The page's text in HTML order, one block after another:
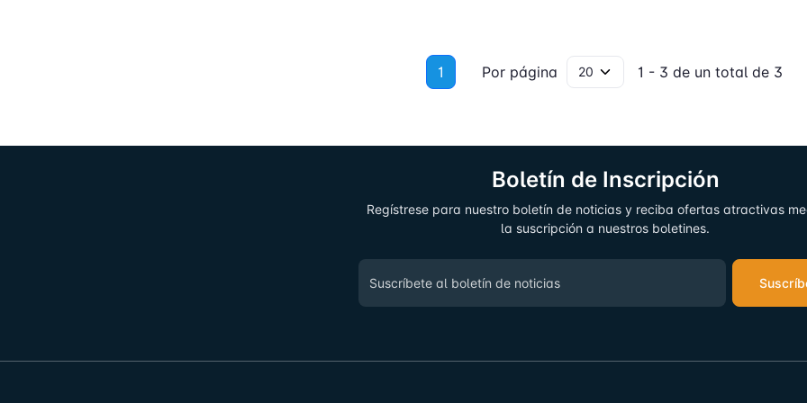
1 Por página 1 - 3 de un total de 3
Boletín de Inscripción
Regístrese para nuestro boletín de noticias y reciba ofertas atractivas
la suscripción a nuestros boletines.